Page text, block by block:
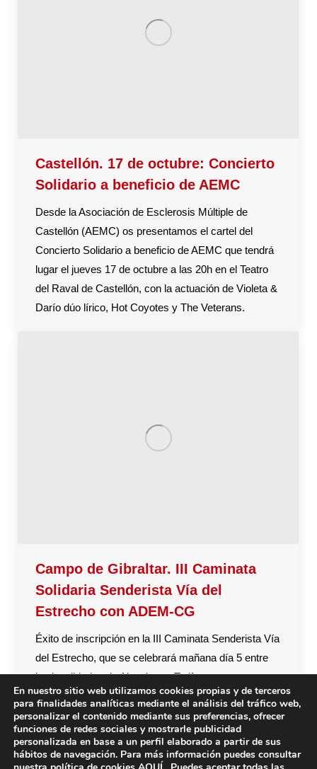
Castellón. 17 de octubre: Concierto
Solidario a beneficio de AEMC
Desde la Asociación de Esclerosis Múltiple de
Castellón (AEMC) os presentamos el cartel del
Concierto Solidario a beneficio de AEMC que tendrá
lugar el jueves 17 de octubre a las 20h en el Teatro
del Raval de Castellón, con la actuación de Violeta &
Darío dúo lírico, Hot Coyotes y The Veterans.
Campo de Gibraltar. III Caminata
Solidaria Senderista Vía del
Estrecho con ADEM-CG
Éxito de inscripción en la III Caminata Senderista Vía
del Estrecho, que se celebrará mañana día 5 entre
las localidades de Algeciras y Tarifa, con
participantes de todas las provincias de la
comunidad andaluza, destacando que en esta
tercera edición hay participantes de Italia, Francia,
Portugal y Marruecos.
En nuestro sitio web utilizamos cookies propias y de terceros
para finalidades analíticas mediante el análisis del tráfico web,
personalizar el contenido mediante sus preferencias, ofrecer
funciones de redes sociales y mostrarle publicidad
personalizada en base a un perfil elaborado a partir de sus
hábitos de navegación. Para más información puedes consultar